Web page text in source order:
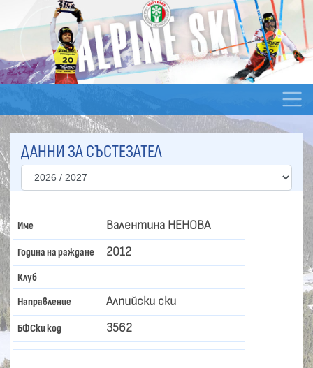
ДАННИ ЗА СЪСТЕЗАТЕЛ
Име Валентина НЕНОВА
Година на раждане 2012
Клуб
Направление Алпийски ски
БФСки код 3562